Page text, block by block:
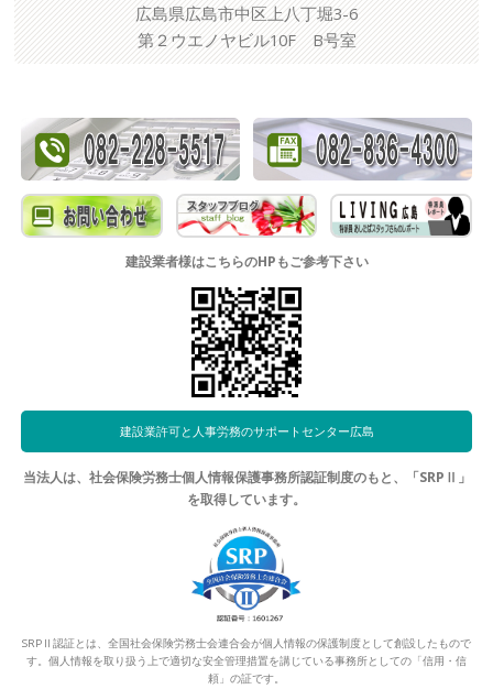
広島県広島市中区上八丁堀3-6
第２ウエノヤビル10F B号室
建設業者様はこちらのHPもご参考下さい
建設業許可と人事労務のサポートセンター広島
当法人は、社会保険労務士個人情報保護事務所認証制度のもと、「SRPⅡ」
を取得しています。
SRPⅡ認証とは、全国社会保険労務士会連合会が個人情報の保護制度として創設したもので
す。個人情報を取り扱う上で適切な安全管理措置を講じている事務所としての「信用・信
頼」の証です。